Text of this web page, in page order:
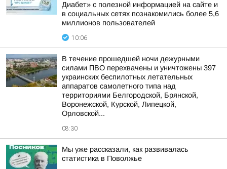
Диабет» с полезной информацией на сайте и
в социальных сетях познакомились более 5,6
миллионов пользователей
10:06
В течение прошедшей ночи дежурными
силами ПВО перехвачены и уничтожены 397
украинских беспилотных летательных
аппаратов самолетного типа над
территориями Белгородской, Брянской,
Воронежской, Курской, Липецкой,
Орловской...
08:30
Мы уже рассказали, как развивалась
статистика в Поволжье